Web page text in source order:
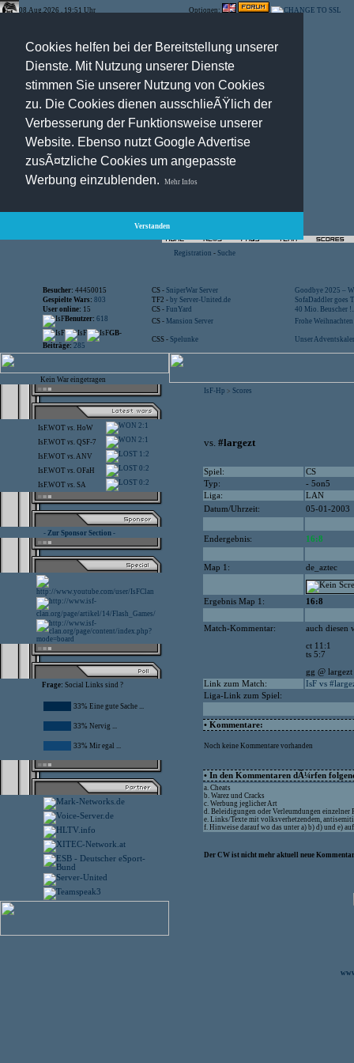
Cookies helfen bei der Bereitstellung unserer
Dienste. Mit Nutzung unserer Dienste
stimmen Sie unserer Nutzung von Cookies
zu. Die Cookies dienen ausschlieÃŸlich der
Verbesserung der Funktionsweise unserer
Website. Ebenso nutzt Google Advertise
zusÃ¤tzliche Cookies um angepasste
Werbung einzublenden.
Mehr Infos
Verstanden
08.Aug.2026 , 19:51 Uhr Optionen:
Registration - Suche
Besucher: 44450015 CS - SniperWar Server
Goodbye 2025 –
Gespielte Wars: 803 TF2 - by Server-United.de
SofaDaddler goes
User online: 15 CS - FunYard
40 Mio. Beuscher
Benutzer: 618 CS - Mansion Server
Frohe
GB-
Beiträge: 285
CSS - Spelunke Unser
Kein War eingetragen
IsF.WOT vs. HoW 2:1
IsF.WOT vs. QSF-7 2:1
IsF.WOT vs.ANV 1:2
IsF.WOT vs. OFaH 0:2
IsF.WOT vs. SA 0:2
- Zur Sponsor Section -
Frage: Social Links sind ?
33% Eine gute Sache ...
33% Nervig ...
33% Mir egal ...
IsF-Hp > Scores
vs. #largezt
Spiel:
CS
Typ:
- 5on5
Liga:
LAN
Datum/Uhrzeit:
05-01-2003
Endergebnis: 16:8
Map 1: de_aztec
Ergebnis Map 1: 16:8
Match-Kommentar:
auch diesen
ct 11:1
ts 5:7
gg @ largezt
Link zum Match:
IsF vs
Liga-Link zum Spiel:
• Kommentare:
Noch keine Kommentare vorhanden
• In den Kommentaren dÃ¼rfen
a. Cheats
b. Warez und Cracks
c. Werbung jeglicher Art
d. Beleidigungen oder Verleumdungen einzelner
e. Links/Texte mit volksverhetzendem,
f. Hinweise darauf wo das unter a) b) d) und e)
Der CW ist nicht mehr aktuell neue